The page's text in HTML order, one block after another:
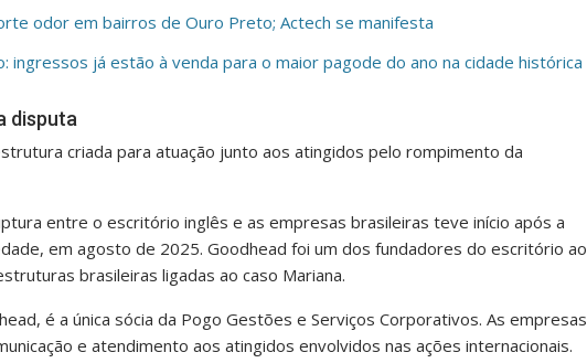
odor em bairros de Ouro Preto; Actech se manifesta
ingressos já estão à venda para o maior pagode do ano na cidade histórica
disputa
criada para atuação junto aos atingidos pelo rompimento da
entre o escritório inglês e as empresas brasileiras teve início após a
em agosto de 2025. Goodhead foi um dos fundadores do escritório ao
brasileiras ligadas ao caso Mariana.
é a única sócia da Pogo Gestões e Serviços Corporativos. As empresas
e atendimento aos atingidos envolvidos nas ações internacionais.